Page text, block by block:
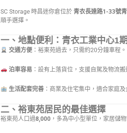
SC Storage 時昌迷你倉位於 青衣長達路1-33號
順手選擇。
一、地點便利：青衣工業中心1
交通方便：裕東苑過去，只需約20分鐘車程。
泊車容易：設有上落貨位，支援自駕及物流搬
生活配套完善：商業及住宅集中，適合家庭及
二、裕東苑居民的最佳選擇
裕東苑人口過8,000 ，多為中小型單位，家居儲